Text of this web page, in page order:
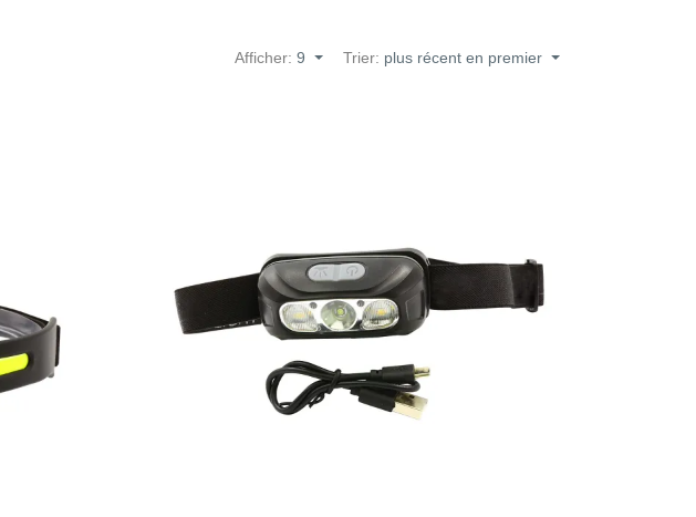
Afficher:9 Trier: plus récent en premier